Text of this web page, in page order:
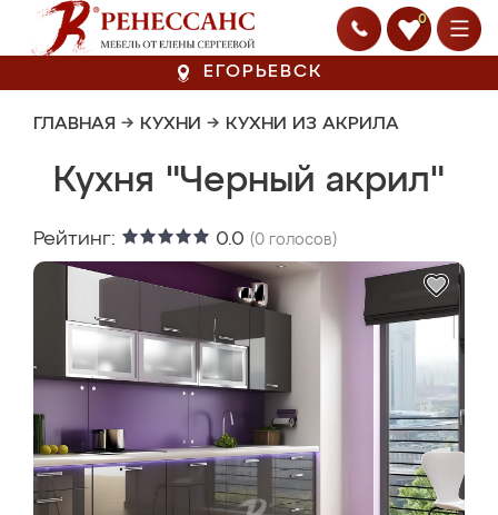
0
ЕГОРЬЕВСК
ГЛАВНАЯ → КУХНИ → КУХНИ ИЗ АКРИЛА
Кухня "Черный акрил"
Рейтинг: 0.0 (0 голосов)